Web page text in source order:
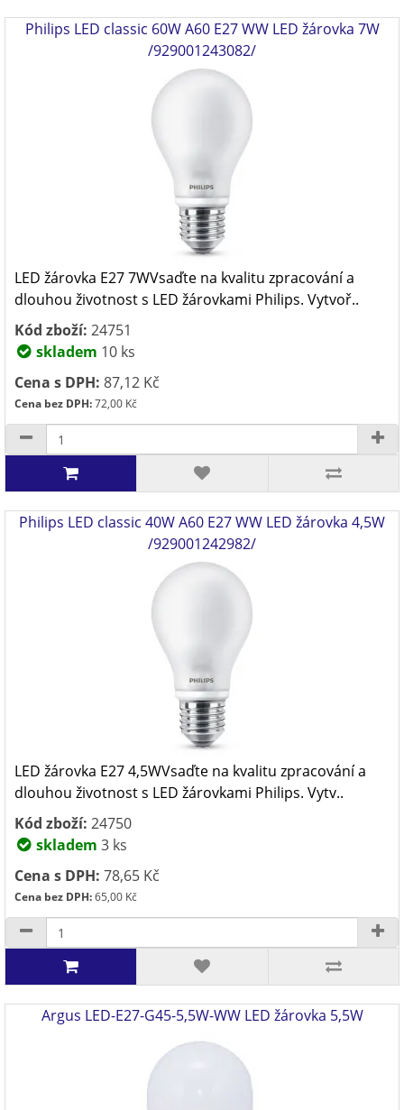
Philips LED classic 60W A60 E27 WW LED žárovka 7W
/929001243082/
LED žárovka E27 7WVsaďte na kvalitu zpracování a
dlouhou životnost s LED žárovkami Philips. Vytvoř..
Kód zboží: 24751
skladem 10 ks
Cena s DPH: 87,12 Kč
Cena bez DPH:72,00 Kč
Philips LED classic 40W A60 E27 WW LED žárovka 4,5W
/929001242982/
LED žárovka E27 4,5WVsaďte na kvalitu zpracování a
dlouhou životnost s LED žárovkami Philips. Vytv..
Kód zboží: 24750
skladem 3 ks
Cena s DPH: 78,65 Kč
Cena bez DPH:65,00 Kč
Argus LED-E27-G45-5,5W-WW LED žárovka 5,5W